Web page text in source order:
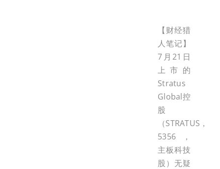
【财经猎
人笔记】
7月21日
上市的
Stratus
Global控
股
（STRATUS，
5356，
主板科技
股）无疑